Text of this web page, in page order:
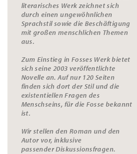
literarisches Werk zeichnet sich
durch einen ungewöhnlichen
Sprachstil sowie die Beschäftigung
mit großen menschlichen Themen
aus.
Zum Einstieg in Fosses Werk bietet
sich seine 2003 veröffentlichte
Novelle an. Auf nur 120 Seiten
finden sich dort der Stil und die
existentiellen Fragen des
Menschseins, für die Fosse bekannt
ist.
Wir stellen den Roman und den
Autor vor, inklusive
passenderDiskussionsfragen.